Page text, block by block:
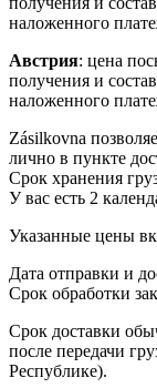
наложенного
Австрия: цена
получения и
наложенного
Zásilkovna
лично в пункте
Срок хранения
У вас есть 2
Указанные цены
Дата отправки и
Срок обработки
Срок доставки
после передачи
Республике).